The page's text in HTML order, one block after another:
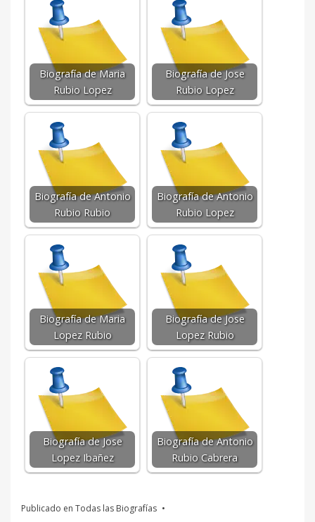
Biografía de Maria
Rubio Lopez
Biografía de Jose
Rubio Lopez
Biografía de Antonio
Rubio Rubio
Biografía de Antonio
Rubio Lopez
Biografía de Maria
Lopez Rubio
Biografía de Jose
Lopez Rubio
Biografía de Jose
Lopez Ibañez
Biografía de Antonio
Rubio Cabrera
Publicado en Todas las Biografías